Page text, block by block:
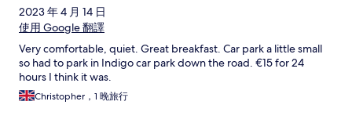
2023 年 4 月 14 日
使用 Google 翻譯
Very comfortable, quiet. Great breakfast. Car park a little small
so had to park in Indigo car park down the road. €15 for 24
hours I think it was.
Christopher，1 晚旅行